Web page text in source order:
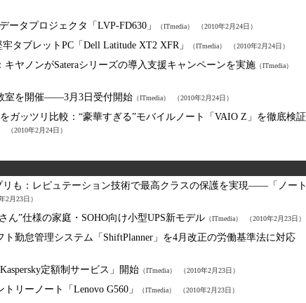
ータプロジェクタ「LVP-FD630」 （ITmedia） （2010年2月24日）
タブレットPC「Dell Latitude XT2 XFR」 （ITmedia） （2010年2月24日）
キヤノンがSateraシリーズの導入支援キャンペーンを実施 （ITmedia）
室を開催――3月3日受付開始 （ITmedia） （2010年2月24日）
ガッツリ比較： “豪華すぎる”モバイルノート「VAIO Z」を徹底検証
（2010年2月24日）
も： レピュテーション技術で最高クラスの保護を実現――「ノート
2月23日）
ん”仕様の家庭・SOHO向け小型UPS新モデル （ITmedia） （2010年2月23日）
勤怠管理システム「ShiftPlanner」を4月改正の労働基準法に対応
定額制サービス」開始 （ITmedia） （2010年2月23日）
リーノート「Lenovo G560」 （ITmedia） （2010年2月23日）